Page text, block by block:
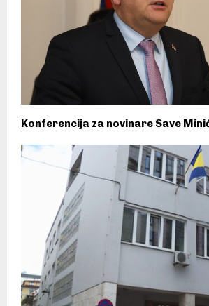
Konferencija za novinare Save